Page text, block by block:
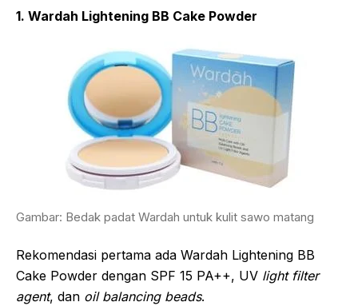
1. Wardah Lightening BB Cake Powder
Gambar: Bedak padat Wardah untuk kulit sawo matang
Rekomendasi pertama ada Wardah Lightening BB
Cake Powder dengan SPF 15 PA++, UV light filter
agent, dan oil balancing beads.